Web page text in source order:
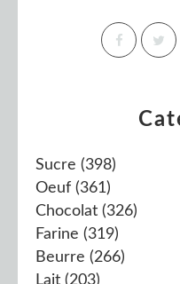
Sucre (398)
Oeuf (361)
Chocolat (326)
Farine (319)
Beurre (266)
Lait (203)